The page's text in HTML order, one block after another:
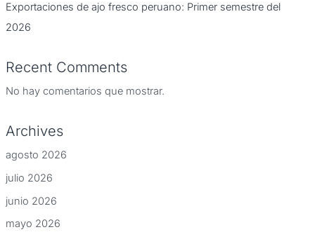
Exportaciones de ajo fresco peruano: Primer semestre del
2026
Recent Comments
No hay comentarios que mostrar.
Archives
agosto 2026
julio 2026
junio 2026
mayo 2026